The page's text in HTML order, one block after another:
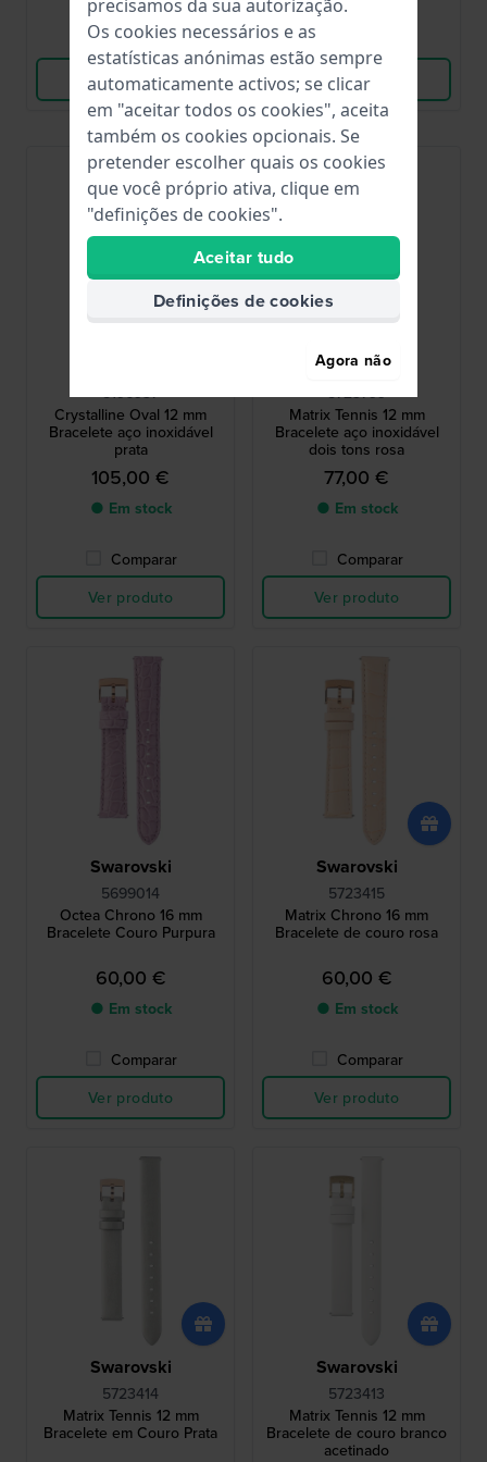
Comparar
Ver produto
Ver produto
5196937
Crystalline Oval 12 mm
Bracelete aço inoxidável
prata
105,00 €
● Em stock
Comparar
Ver produto
Swarovski
5723799
Matrix Tennis 12 mm
Bracelete aço inoxidável
dois tons rosa
77,00 €
● Em stock
Comparar
Ver produto
Swarovski
5699014
Octea Chrono 16 mm
Bracelete Couro Purpura
60,00 €
● Em stock
Comparar
Ver produto
Swarovski
5723415
Matrix Chrono 16 mm
Bracelete de couro rosa
60,00 €
● Em stock
Comparar
Ver produto
Swarovski
5723414
Matrix Tennis 12 mm
Bracelete em Couro Prata
Swarovski
5723413
Matrix Tennis 12 mm
Bracelete de couro branco
acetinado
precisamos da sua autorização.
Os cookies necessários e as
estatísticas anónimas estão sempre
automaticamente activos; se clicar
em "aceitar todos os cookies", aceita
também os cookies opcionais. Se
pretender escolher quais os cookies
que você próprio ativa, clique em
"definições de cookies".
Aceitar tudo
Definições de cookies
Agora não